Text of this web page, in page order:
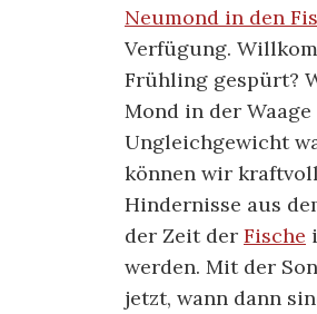
Neumond in den
Verfügung.
Frühling gespürt?
Mond in der
Ungleichgewicht
können wir
Hindernisse aus
der Zeit der Fische
werden. Mit der
jetzt, wann dann